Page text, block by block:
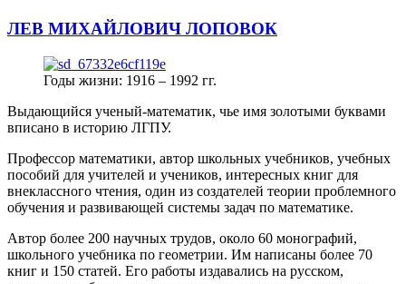
ЛЕВ МИХАЙЛОВИЧ ЛОПОВОК
Годы жизни: 1916 – 1992 гг.
Выдающийся ученый-математик, чье имя золотыми буквами
вписано в историю ЛГПУ.
Профессор математики, автор школьных учебников, учебных
пособий для учителей и учеников, интересных книг для
внеклассного чтения, один из создателей теории проблемного
обучения и развивающей системы задач по математике.
Автор более 200 научных трудов, около 60 монографий,
школьного учебника по геометрии. Им написаны более 70
книг и 150 статей. Его работы издавались на русском,